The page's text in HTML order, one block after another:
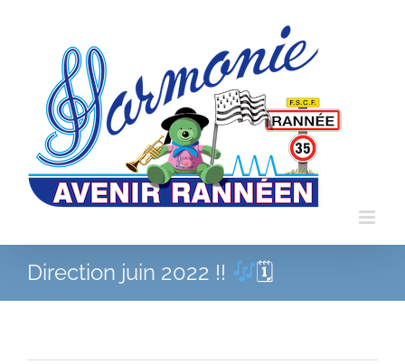
Direction juin 2022 !! 🗓